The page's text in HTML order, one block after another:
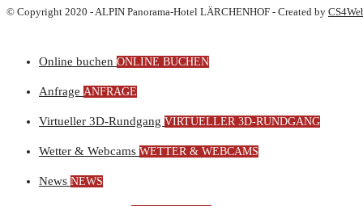
© Copyright 2020 - ALPIN Panorama-Hotel LÄRCHENHOF - Created by
Online buchen ONLINE BUCHEN
Anfrage ANFRAGE
Virtueller 3D-Rundgang VIRTUELLER 3D-RUNDGANG
Wetter & Webcams WETTER & WEBCAMS
News NEWS